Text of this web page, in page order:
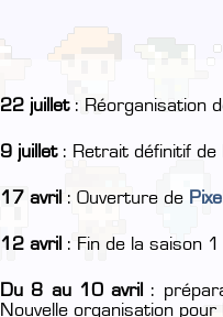
22 juillet: Réorganisation
9 juillet: Retrait définitif de
17 avril : Ouverture de
12 avril : Fin de la saison 1
Du 8 au 10 avril
:
Nouvelle organisation